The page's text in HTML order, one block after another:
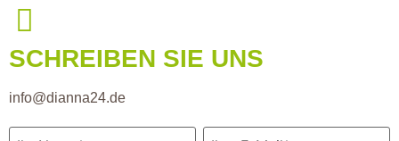
SCHREIBEN SIE UNS
info@dianna24.de